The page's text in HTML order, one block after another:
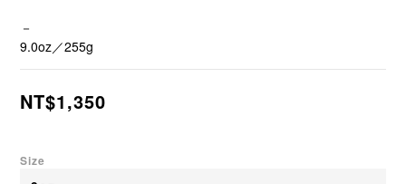
－
9.0oz／255g
NT$1,350
Size